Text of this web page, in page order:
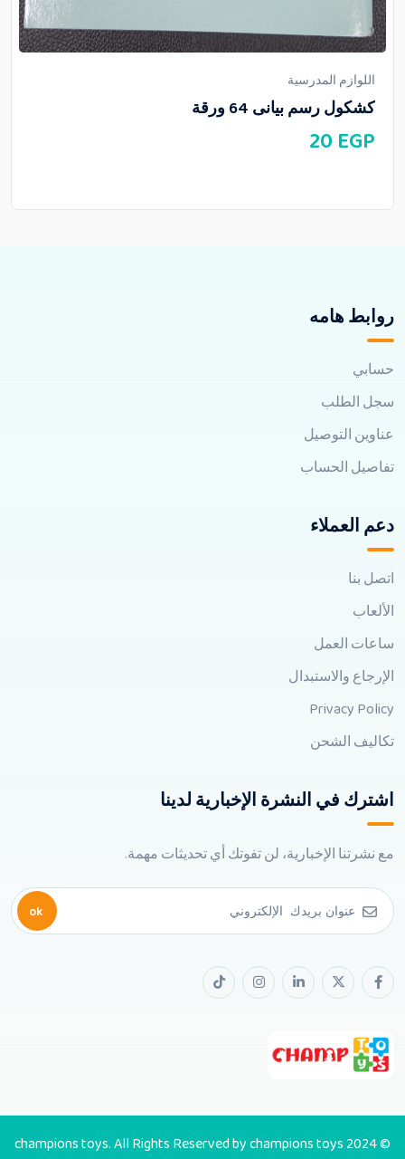
اللوازم المدرسية
كشكول رسم بيانى 64 ورقة
20 EGP
روابط هامه
حسابي
سجل الطلب
عناوين التوصيل
تفاصيل الحساب
دعم العملاء
اتصل بنا
الألعاب
ساعات العمل
الإرجاع والاستبدال
Privacy Policy
تكاليف الشحن
اشترك في النشرة الإخبارية لدينا
مع نشرتنا الإخبارية، لن تفوتك أي تحديثات مهمة.
ok
© 2024 champions toys. All Rights Reserved by champions toys